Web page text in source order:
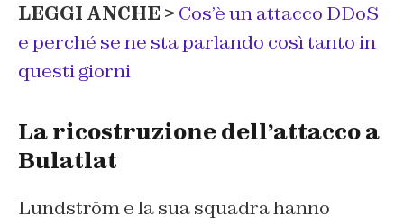
LEGGI ANCHE > Cos’è un attacco DDoS
e perché se ne sta parlando così tanto in
questi giorni
La ricostruzione dell’attacco a
Bulatlat
Lundström e la sua squadra hanno